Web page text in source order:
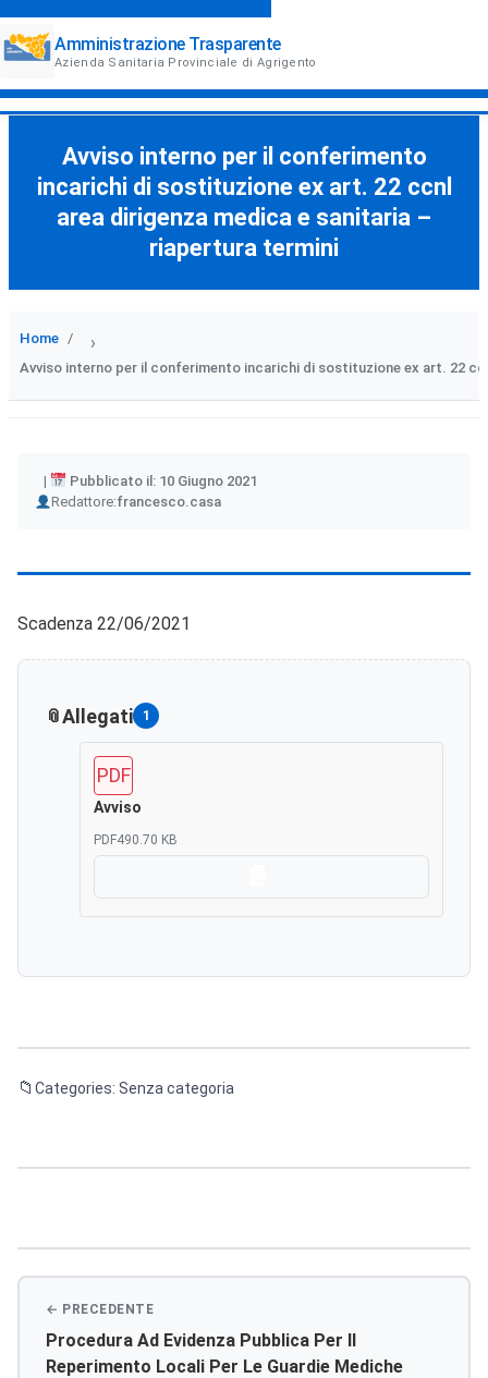
Amministrazione Trasparente
Azienda Sanitaria Provinciale di Agrigento
Avviso interno per il conferimento
incarichi di sostituzione ex art. 22 ccnl
area dirigenza medica e sanitaria –
riapertura termini
Home ›
Avviso interno per il conferimento incarichi di sostituzione ex art. 22
Pubblicato il: 10 Giugno 2021
Redattore:
Author francesco.casa
Scadenza 22/06/2021
Allegati 1
PDF
Avviso
PDF490.70 KB
Categories: Senza categoria
Procedura Ad Evidenza Pubblica Per Il
Reperimento Locali Per Le Guardie Mediche